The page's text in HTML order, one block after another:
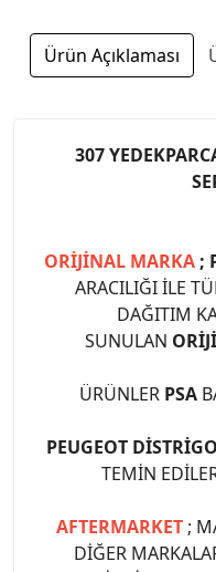
Ürün Açıklaması
307
ORİJİNAL MARKA ;
ARACILIĞI İLE
DAĞITIM
SUNULAN
ÜRÜNLER PSA
PEUGEOT DİSTRİGO
TEMİN
AFTERMARKET ;
DİĞER